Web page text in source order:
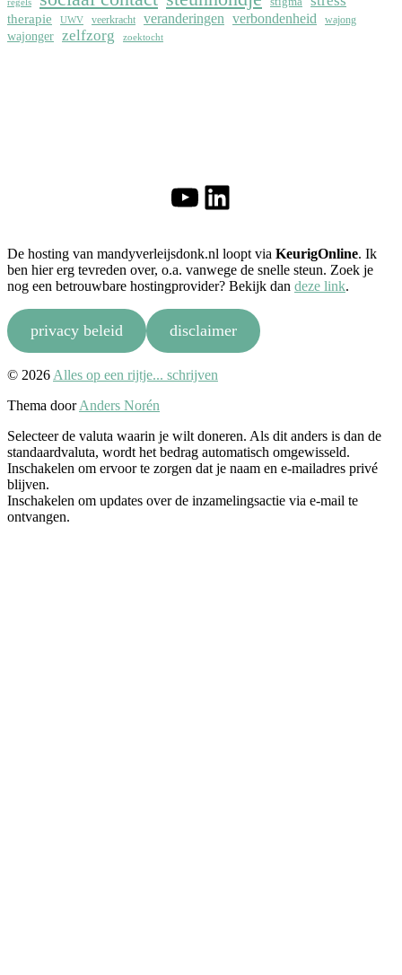
therapie UWV veerkracht veranderingen verbondenheid wajong
wajonger zelfzorg zoektocht
YouTube
LinkedIn
De hosting van mandyverleijsdonk.nl loopt via KeurigOnline. Ik
ben hier erg tevreden over, o.a. vanwege de snelle steun. Zoek je
nog een betrouwbare hostingprovider? Bekijk dan deze link.
privacy beleid disclaimer
Naar
© 2026 Alles op een rijtje... schrijven
Thema doorAnders Norén
Selecteer de valuta waarin je wilt doneren. Als dit anders is dan de
standaardvaluta, wordt het bedrag automatisch omgewisseld.
Inschakelen om ervoor te zorgen dat je naam en e-mailadres privé
blijven.
Inschakelen om updates over de inzamelingsactie via e-mail te
ontvangen.